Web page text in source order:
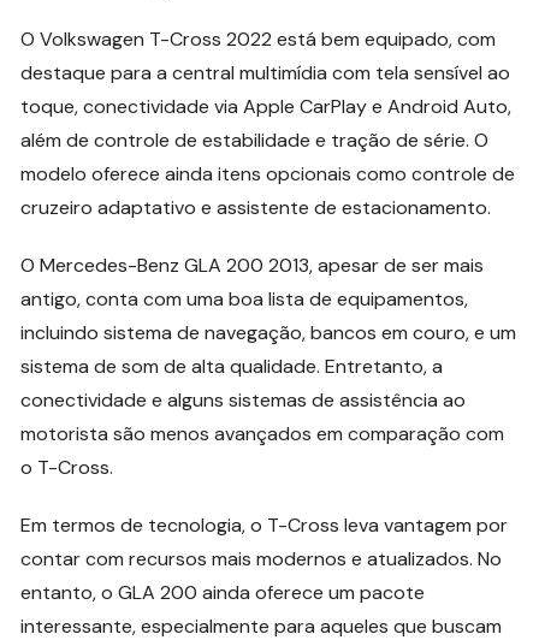
O Volkswagen T-Cross 2022 está bem equipado, com
destaque para a central multimídia com tela sensível ao
toque, conectividade via Apple CarPlay e Android Auto,
além de controle de estabilidade e tração de série. O
modelo oferece ainda itens opcionais como controle de
cruzeiro adaptativo e assistente de estacionamento.
O Mercedes-Benz GLA 200 2013, apesar de ser mais
antigo, conta com uma boa lista de equipamentos,
incluindo sistema de navegação, bancos em couro, e um
sistema de som de alta qualidade. Entretanto, a
conectividade e alguns sistemas de assistência ao
motorista são menos avançados em comparação com
o T-Cross.
Em termos de tecnologia, o T-Cross leva vantagem por
contar com recursos mais modernos e atualizados. No
entanto, o GLA 200 ainda oferece um pacote
interessante, especialmente para aqueles que buscam